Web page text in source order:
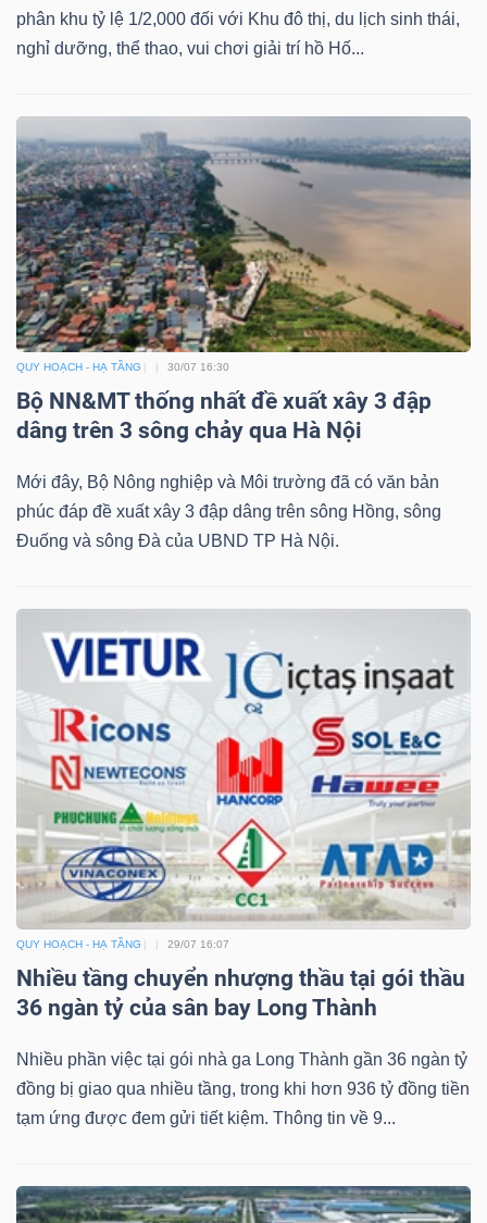
phân khu tỷ lệ 1/2,000 đối với Khu đô thị, du lịch sinh thái,
nghỉ dưỡng, thể thao, vui chơi giải trí hồ Hố...
QUY HOẠCH - HẠ TẦNG 30/07 16:30
Bộ NN&MT thống nhất đề xuất xây 3 đập
dâng trên 3 sông chảy qua Hà Nội
Mới đây, Bộ Nông nghiệp và Môi trường đã có văn bản
phúc đáp đề xuất xây 3 đập dâng trên sông Hồng, sông
Đuống và sông Đà của UBND TP Hà Nội.
QUY HOẠCH - HẠ TẦNG 29/07 16:07
Nhiều tầng chuyển nhượng thầu tại gói thầu
36 ngàn tỷ của sân bay Long Thành
Nhiều phần việc tại gói nhà ga Long Thành gần 36 ngàn tỷ
đồng bị giao qua nhiều tầng, trong khi hơn 936 tỷ đồng tiền
tạm ứng được đem gửi tiết kiệm. Thông tin về 9...
Đào
tạo
Sách
tài
chính
Công
cụ
đầu
tư
Truyền
thông
chính
Dữ
liệu
tài
chính